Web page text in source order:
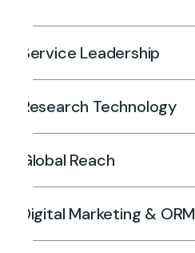
Service Leadership
Research Technology
Global Reach
Digital Marketing & ORM